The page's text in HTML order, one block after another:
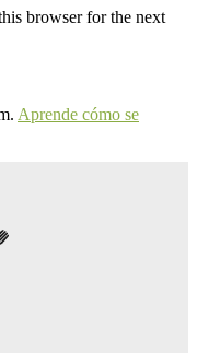
browser for the next
Aprende cómo se